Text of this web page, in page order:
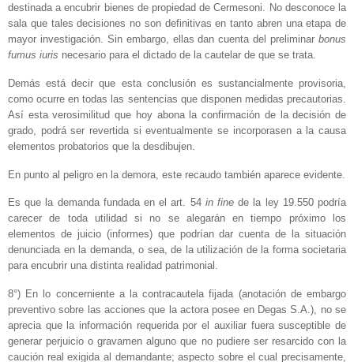
destinada a encubrir bienes de propiedad de Cermesoni. No desconoce la
sala que tales decisiones no son definitivas en tanto abren una etapa de
mayor investigación. Sin embargo, ellas dan cuenta del preliminar bonus
fumus iuris necesario para el dictado de la cautelar de que se trata.
Demás está decir que esta conclusión es sustancialmente provisoria,
como ocurre en todas las sentencias que disponen medidas precautorias.
Así esta verosimilitud que hoy abona la confirmación de la decisión de
grado, podrá ser revertida si eventualmente se incorporasen a la causa
elementos probatorios que la desdibujen.
En punto al peligro en la demora, este recaudo también aparece evidente.
Es que la demanda fundada en el art. 54 in fine de la ley 19.550 podría
carecer de toda utilidad si no se alegarán en tiempo próximo los
elementos de juicio (informes) que podrían dar cuenta de la situación
denunciada en la demanda, o sea, de la utilización de la forma societaria
para encubrir una distinta realidad patrimonial.
8°) En lo concerniente a la contracautela fijada (anotación de embargo
preventivo sobre las acciones que la actora posee en Degas S.A.), no se
aprecia que la información requerida por el auxiliar fuera susceptible de
generar perjuicio o gravamen alguno que no pudiere ser resarcido con la
caución real exigida al demandante; aspecto sobre el cual precisamente,